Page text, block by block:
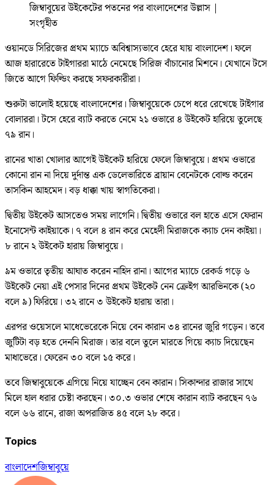
জিম্বাবুয়ের উইকেটের পতনের পর বাংলাদেশের উল্লাস |
সংগৃহীত
ওয়ানডে সিরিজের প্রথম ম্যাচে অবিশ্বাস্যভাবে হেরে যায় বাংলাদেশ। ফলে
আজ হারারেতে টাইগাররা মাঠে নেমেছে সিরিজ বাঁচানোর মিশনে। যেখানে টসে
জিতে আগে ফিল্ডিং করছে সফরকারীরা।
শুরুটা ভালোই হয়েছে বাংলাদেশের। জিম্বাবুয়েকে চেপে ধরে রেখেছে টাইগার
বোলাররা। টসে হেরে ব্যাট করতে নেমে ২১ ওভারে ৪ উইকেট হারিয়ে তুলেছে
৭৯ রান।
রানের খাতা খোলার আগেই উইকেট হারিয়ে ফেলে জিম্বাবুয়ে। প্রথম ওভারে
কোনো রান না দিয়ে দুর্দান্ত এক ডেলেভারিতে ব্রায়ান বেনেটকে বোল্ড করেন
তাসকিন আহমেদ। বড় ধাক্কা খায় স্বাগতিকেরা।
দ্বিতীয় উইকেট আসতেও সময় লাগেনি। দ্বিতীয় ওভারে বল হাতে এসে ফেরান
ইনোসেন্ট কাইয়াকে। ৭ বলে ৪ রান করে মেহেদী মিরাজকে ক্যাচ দেন কাইয়া।
৮ রানে ২ উইকেট হারায় জিম্বাবুয়ে।
৯ম ওভারে তৃতীয় আঘাত করেন নাহিদ রানা। আগের ম্যাচে রেকর্ড গড়ে ৬
উইকেট নেয়া এই পেসার দিনের প্রথম উইকেট নেন ক্রেইগ আরভিনকে (২০
বলে ৯) ফিরিয়ে। ৩২ রানে ৩ উইকেট হারায় তারা।
এরপর ওয়েসলে মাধেভেরেকে নিয়ে বেন কারান ৩৪ রানের জুরি গড়েন। তবে
জুটিটা বড় হতে দেননি মিরাজ। তার বলে তুলে মারতে গিয়ে ক্যাচ দিয়েছেন
মাধাভেরে। ফেরেন ৩০ বলে ১৫ করে।
তবে জিম্বাবুয়েকে এগিয়ে নিয়ে যাচ্ছেন বেন কারান। সিকান্দার রাজার সাথে
মিলে হাল ধরার চেষ্টা করছেন। ৩০.৩ ওভার শেষে কারান ব্যাট করছেন ৭৬
বলে ৬৬ রানে, রাজা অপরাজিত ৪৫ বলে ২৮ করে।
Topics
বাংলাদেশজিম্বাবুয়ে